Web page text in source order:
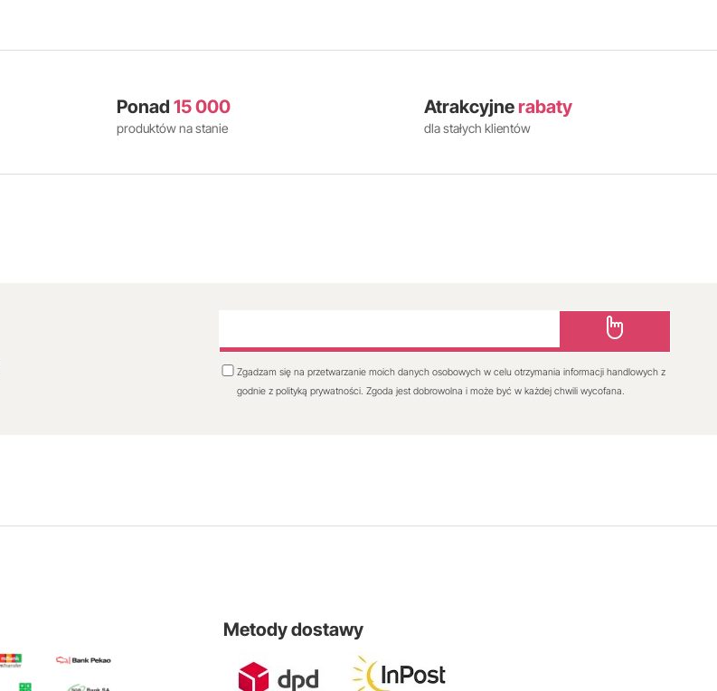
Ponad 15 000
produktów na stanie
Atrakcyjne rabaty
dla stałych klientów
Zgadzam się na przetwarzanie moich danych osobowych w celu otrzymania informacji handlowych z
godnie z polityką prywatności. Zgoda jest dobrowolna i może być w każdej chwili wycofana.
Metody dostawy